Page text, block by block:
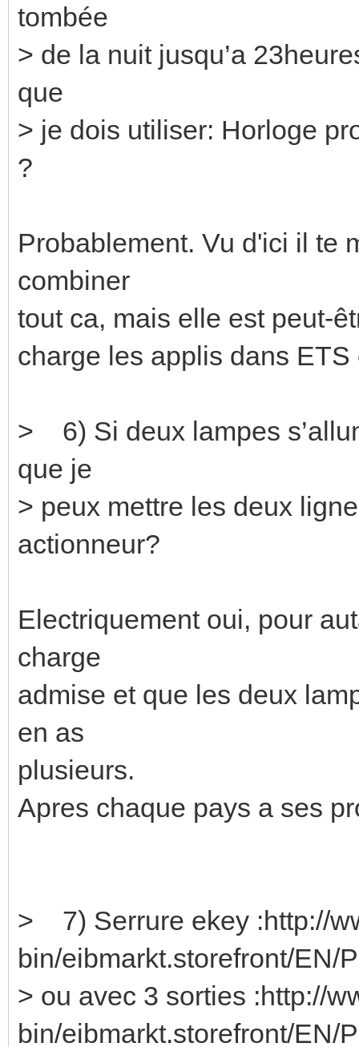
tombée
> de la nuit jusqu’a
que
> je dois utiliser: Horloge
?
Probablement. Vu d'ici il te
combiner
tout ca, mais elle est peut-
charge les applis dans
> 6) Si deux lampes
que je
> peux mettre les deux
actionneur?
Electriquement oui, pour
charge
admise et que les deux
en as
plusieurs.
Apres chaque pays a ses
> 7) Serrure ekey :http://
bin/eibmarkt.storefront/EN/
> ou avec 3 sorties :http://
bin/eibmarkt.storefront/EN/